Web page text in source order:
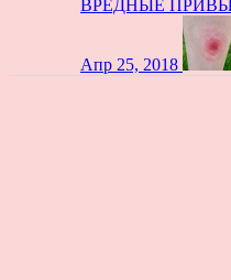
ВРЕДНЫЕ
Апр 25, 2018